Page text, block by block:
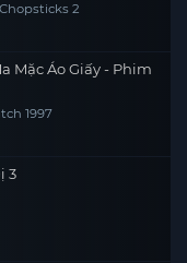
2
Mặc Áo Giấy - Phim
1997
3